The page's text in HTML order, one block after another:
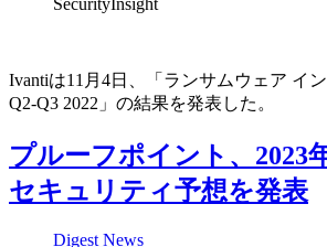
SecurityInsight
Ivantiは11月4日、「ランサムウェア イ
Q2-Q3 2022」の結果を発表した。
プルーフポイント、2023
セキュリティ予想を発表
Digest News